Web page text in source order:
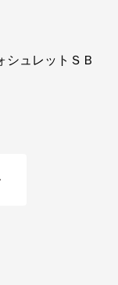
ュレットＳＢ